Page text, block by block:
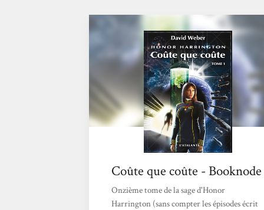
Coûte que coûte - Booknode
Onzième tome de la sage d'Honor
Harrington (sans compter les épisodes écrit